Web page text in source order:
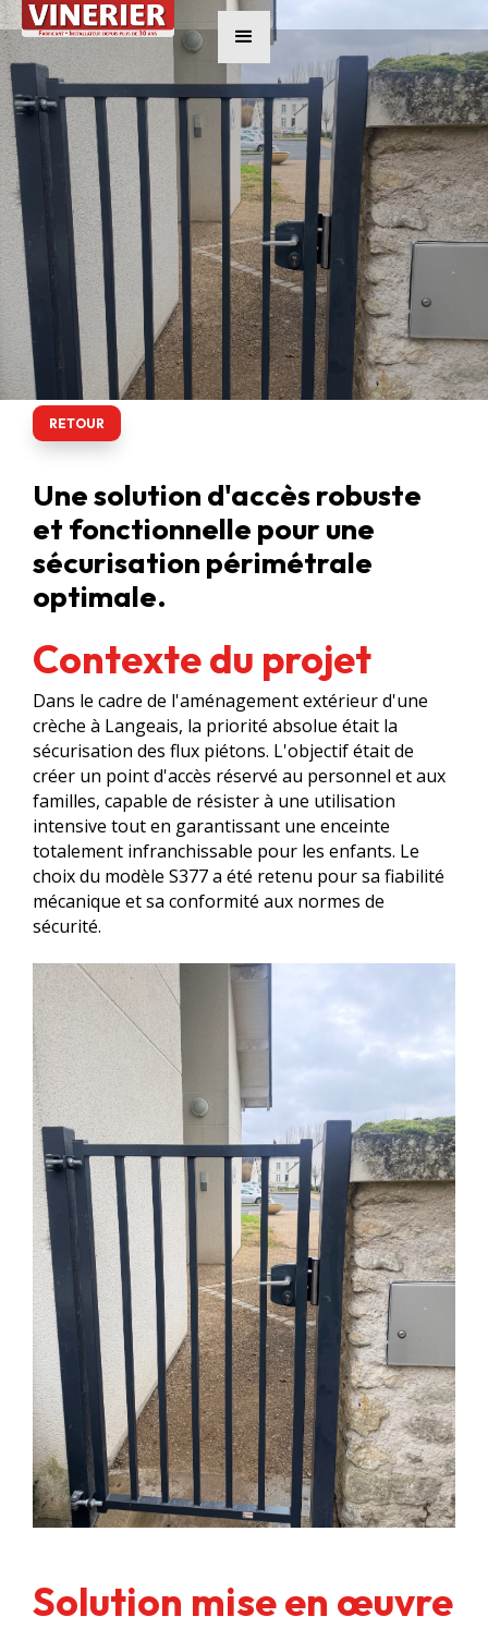
RETOUR
Une solution d'accès robuste
et fonctionnelle pour une
sécurisation périmétrale
optimale.
Contexte du projet
Dans le cadre de l'aménagement extérieur d'une
crèche à Langeais, la priorité absolue était la
sécurisation des flux piétons. L'objectif était de
créer un point d'accès réservé au personnel et aux
familles, capable de résister à une utilisation
intensive tout en garantissant une enceinte
totalement infranchissable pour les enfants. Le
choix du modèle S377 a été retenu pour sa fiabilité
mécanique et sa conformité aux normes de
sécurité.
Solution mise en œuvre